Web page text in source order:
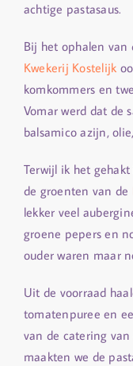
achtige pastasaus.
Bij het ophalen van
Kwekerij Kostelijk
komkommers en
Vomar werd dat de
balsamico azijn,
Terwijl ik het
de groenten van de
lekker veel
groene pepers en
ouder waren maar
Uit de voorraad
tomatenpuree en
van de catering van
maakten we de